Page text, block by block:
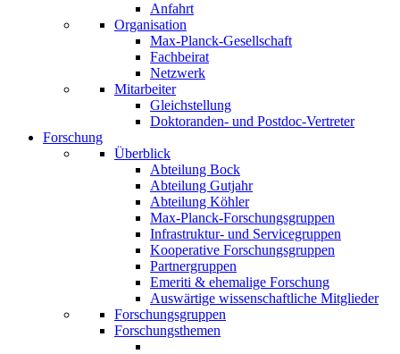
Anfahrt
Organisation
Max-Planck-Gesellschaft
Fachbeirat
Netzwerk
Mitarbeiter
Gleichstellung
Doktoranden- und Postdoc-Vertreter
Forschung
Überblick
Abteilung Bock
Abteilung Gutjahr
Abteilung Köhler
Max-Planck-Forschungsgruppen
Infrastruktur- und Servicegruppen
Kooperative Forschungsgruppen
Partnergruppen
Emeriti & ehemalige Forschung
Auswärtige wissenschaftliche Mitglieder
Forschungsgruppen
Forschungsthemen